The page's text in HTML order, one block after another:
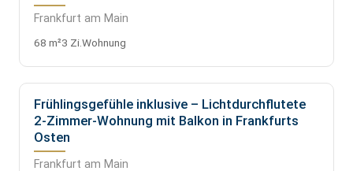
Frankfurt am Main
68 m²3 Zi.Wohnung
VERMIETET
Frühlingsgefühle inklusive – Lichtdurchflutete
2-Zimmer-Wohnung mit Balkon in Frankfurts
Osten
Frankfurt am Main